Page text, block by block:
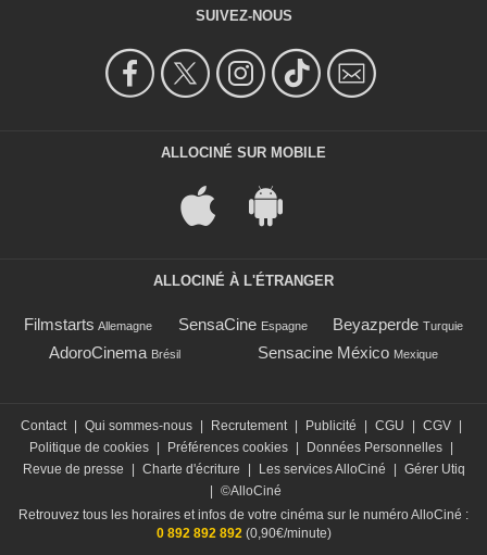
SUIVEZ-NOUS
ALLOCINÉ SUR MOBILE
ALLOCINÉ À L'ÉTRANGER
Filmstarts Allemagne SensaCine Espagne Beyazperde Turquie
AdoroCinema Brésil Sensacine México Mexique
Contact Qui sommes-nous Recrutement Publicité CGU CGV
Politique de cookies
Préférences cookies Données Personnelles
Revue de presse
Charte d'écriture Les services AlloCiné
Gérer Utiq
©AlloCiné
Retrouvez tous les horaires et infos de votre cinéma sur le numéro AlloCiné :
0 892 892 892(0,90€/minute)